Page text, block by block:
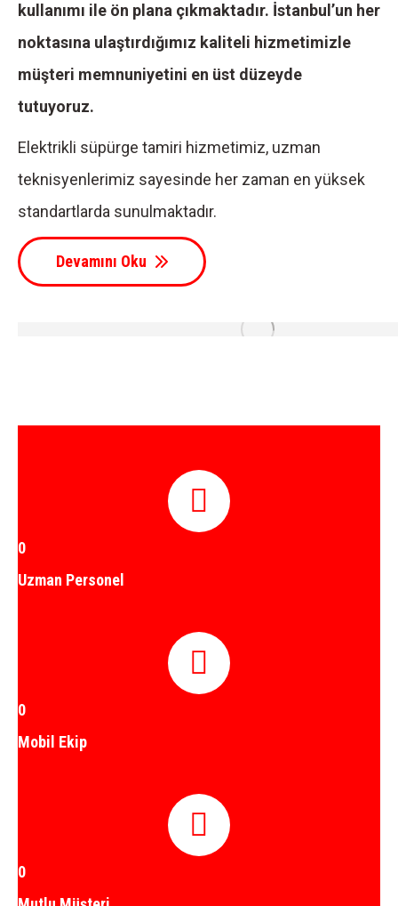
kullanımı ile ön plana çıkmaktadır. İstanbul’un her
noktasına ulaştırdığımız kaliteli hizmetimizle
müşteri memnuniyetini en üst düzeyde
tutuyoruz.
Elektrikli süpürge tamiri hizmetimiz, uzman
teknisyenlerimiz sayesinde her zaman en yüksek
standartlarda sunulmaktadır.
Devamını Oku
0
Uzman Personel
0
Mobil Ekip
0